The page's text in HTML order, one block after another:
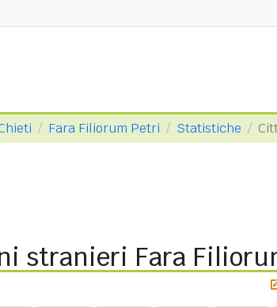
Fara Filiorum Petri Statistiche
stranieri Fara